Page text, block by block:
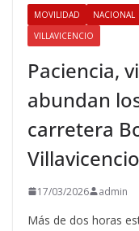
MOVILIDAD NACIONAL
VILLAVICENCIO
Paciencia,
abundan
carretera
Villavicencio
17/03/2026 admin
Más de dos horas